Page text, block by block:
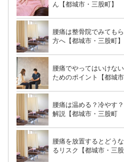
ん【都城市・三股町】
腰痛は整骨院でみても
方へ【都城市・三股町】
腰痛でやってはいけな
ためのポイント【都城市
腰痛は温める？冷やす
解説【都城市・三股町
腰痛を放置するとどう
るリスク【都城市・三股